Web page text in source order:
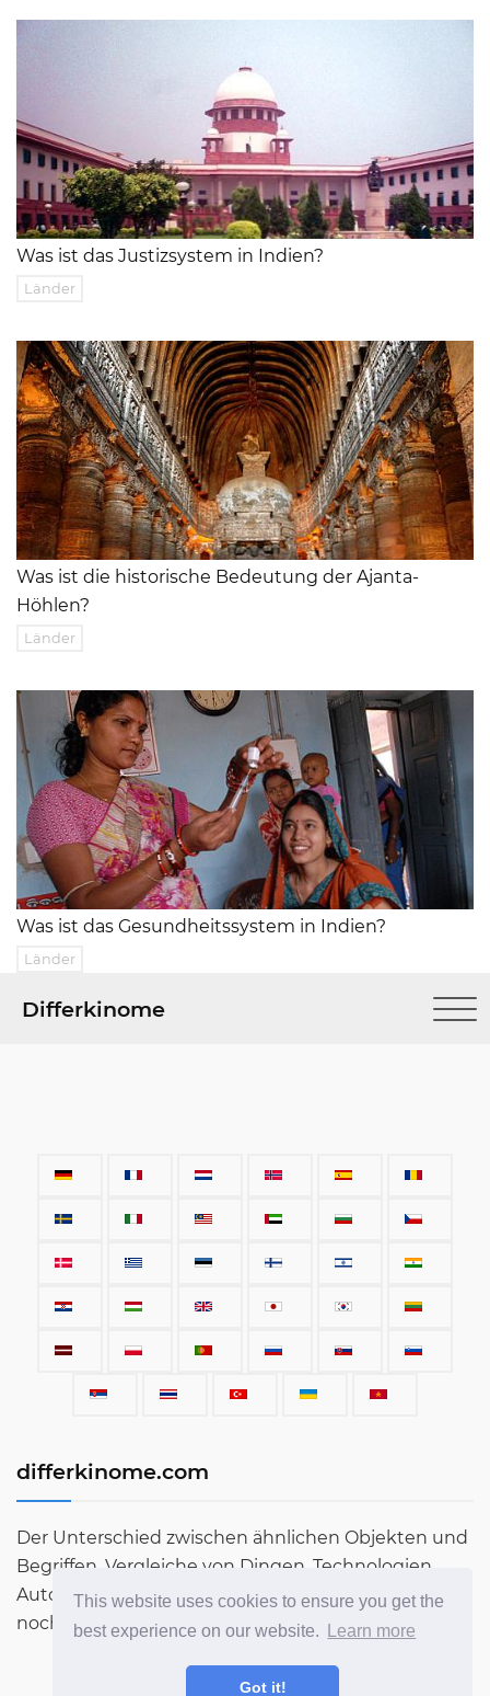
This website uses cookies to ensure you get the
best experience on our website.
Learn more
Got it!
Was ist das Justizsystem in Indien?
Länder
Was ist die historische Bedeutung der Ajanta-
Höhlen?
Länder
Was ist das Gesundheitssystem in Indien?
Länder
Differkinome
differkinome.com
Der Unterschied zwischen ähnlichen Objekten und
Begriffen. Vergleiche von Dingen, Technologien,
Autos, Begriffen, Menschen und allem, was sonst
noch auf dieser Welt existiert.